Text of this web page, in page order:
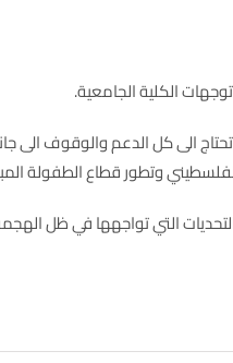
الكلية الجامعية.
الى كل الدعم والوقوف الى
الفلسطيني وتطور قطاع الطفولة
التي تواجهها في ظل